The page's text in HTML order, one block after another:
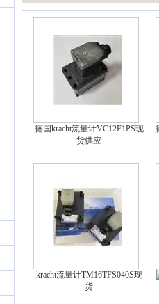
德国kracht流量计VC12F1PS现
货供应
kracht流量计TM16TFS040S现
货